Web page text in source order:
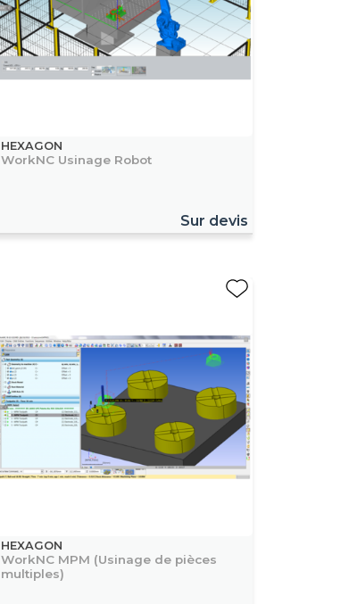
HEXAGON
WorkNC Usinage Robot
Sur devis
HEXAGON
WorkNC MPM (Usinage de pièces
multiples)